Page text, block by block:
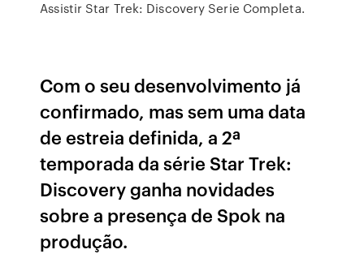
Assistir Star Trek: Discovery Serie Completa.
Com o seu desenvolvimento já
confirmado, mas sem uma data
de estreia definida, a 2ª
temporada da série Star Trek:
Discovery ganha novidades
sobre a presença de Spok na
produção.